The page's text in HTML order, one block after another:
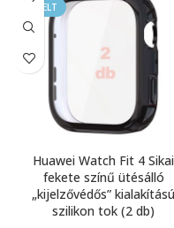
KIEMELT
Huawei Watch Fit 4 Sikai
fekete színű ütésálló
„kijelzővédős” kialakítású
szilikon tok (2 db)